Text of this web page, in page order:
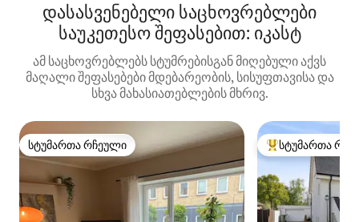
დასასვენებელი საცხოვრებლები
საუკეთესო შეფასებით: იკასტ
ამ საცხოვრებლებს სტუმრებისგან მიღებული აქვს
მაღალი შეფასებები მდებარეობის, სისუფთავისა და
სხვა მახასიათებლების მხრივ.
სტუმართა რჩეული
სტუმართა რჩეული სტუმართა
სტუმართა